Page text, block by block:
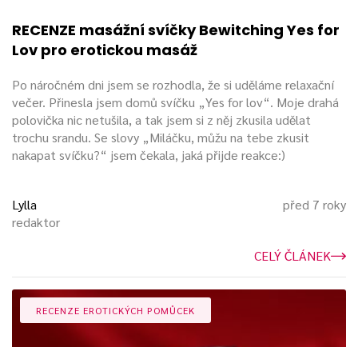
RECENZE masážní svíčky Bewitching Yes for
Lov pro erotickou masáž
Po náročném dni jsem se rozhodla, že si uděláme relaxační
večer. Přinesla jsem domů svíčku „Yes for lov“. Moje drahá
polovička nic netušila, a tak jsem si z něj zkusila udělat
trochu srandu. Se slovy „Miláčku, můžu na tebe zkusit
nakapat svíčku?“ jsem čekala, jaká přijde reakce:)
Lylla
redaktor
před 7 roky
CELÝ ČLÁNEK
RECENZE EROTICKÝCH POMŮCEK